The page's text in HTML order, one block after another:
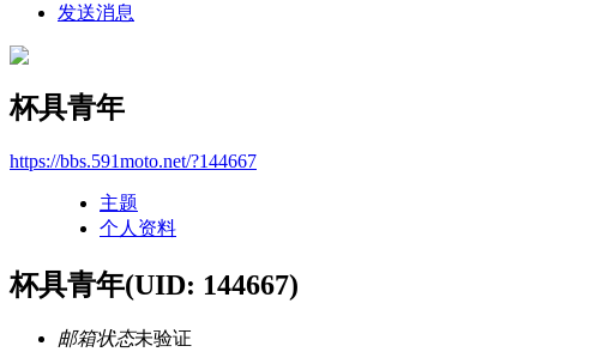
发送消息
杯具青年
https://bbs.591moto.net/?144667
主题
个人资料
杯具青年(UID: 144667)
邮箱状态未验证